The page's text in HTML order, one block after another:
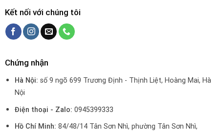
Kết nối với chúng tôi
Chứng nhận
Hà Nội:số 9 ngõ 699 Trương Định - Thịnh Liệt, Hoàng Mai, Hà
Nội
Điện thoại - Zalo: 0945399333
Hồ Chí Minh: 84/48/14 Tân Sơn Nhì, phường Tân Sơn Nhì,